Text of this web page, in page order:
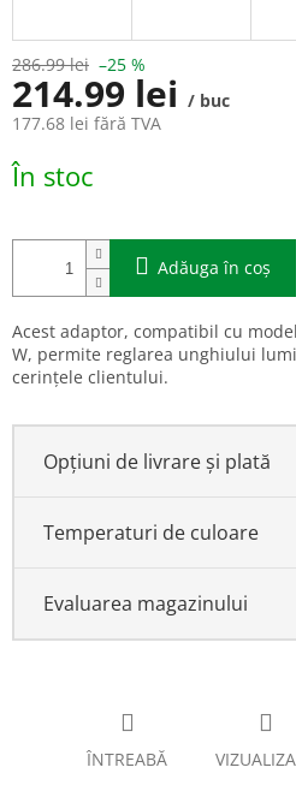
286.99 lei –25 %
214.99 lei / buc
177.68 lei fără TVA
Evaluare
preţ:
În stoc
Adăuga în coş
Acest adaptor, compatibil cu
W, permite reglarea unghiului
cerințele clientului.
Opțiuni de livrare și plată
Temperaturi de culoare
Evaluarea magazinului
ÎNTREABĂ